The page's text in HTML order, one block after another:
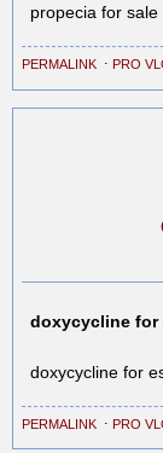
propecia for sale
PERMALINK ⋅ PRO
doxycycline for
doxycycline for
PERMALINK ⋅ PRO